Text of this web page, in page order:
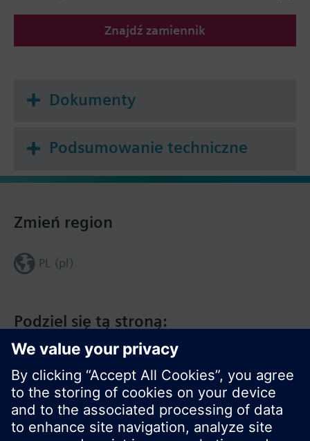
Znajdź zamiennik
Dokumenty
Podsumowanie techniczne
Podziel się tą stroną:
Zmień region
PL (pl)